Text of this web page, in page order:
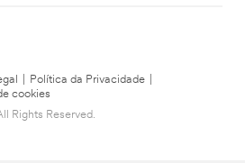
Política da Privacidade
cookies
Rights Reserved.